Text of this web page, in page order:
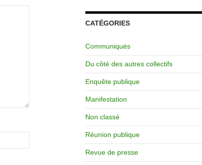
CATÉGORIES
Communiqués
Du côté des autres collectifs
Enquête publique
Manifestation
Non classé
Réunion publique
Revue de presse